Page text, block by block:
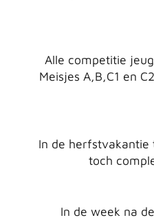
Alle competitie
Meisjes A,B,C1 en
In de herfstvakantie
toch
In de week na